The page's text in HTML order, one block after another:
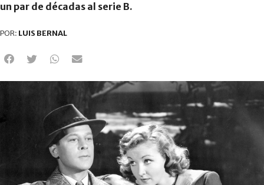
un par de décadas al serie B.
POR: LUIS BERNAL